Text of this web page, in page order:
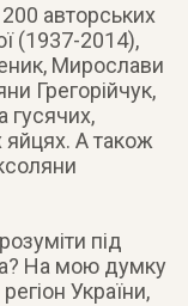
авторських
(1937-2014),
Мирослави
Грегорійчук,
гусячих,
яйцях. А також
під
На мою думку
України,